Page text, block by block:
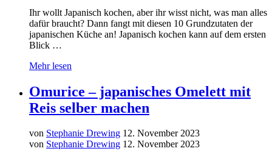
Ihr wollt Japanisch kochen, aber ihr wisst nicht, was man alles
dafür braucht? Dann fangt mit diesen 10 Grundzutaten der
japanischen Küche an! Japanisch kochen kann auf dem ersten
Blick …
Mehr lesen
Omurice – japanisches Omelett mit
Reis selber machen
von Stephanie Drewing 12. November 2023
von Stephanie Drewing 12. November 2023